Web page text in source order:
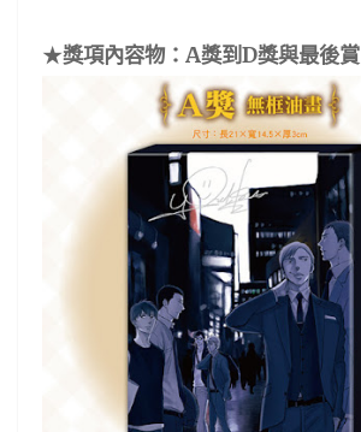
★獎項內容物： A獎到 D獎與最後賞